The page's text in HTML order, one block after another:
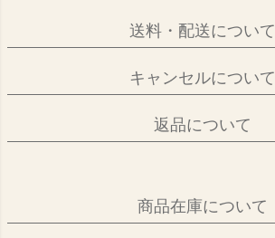
送料・配送について
キャンセルについて
返品について
商品在庫について